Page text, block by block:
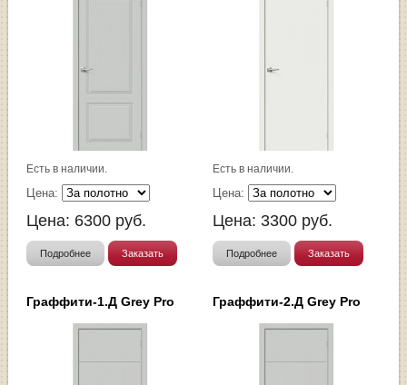
Есть в наличии.
Цена:
Цена: 6300 руб.
Подробнее Заказать
Есть в наличии.
Цена:
Цена: 3300 руб.
Подробнее Заказать
Граффити-1.Д Grey Pro Граффити-2.Д Grey Pro